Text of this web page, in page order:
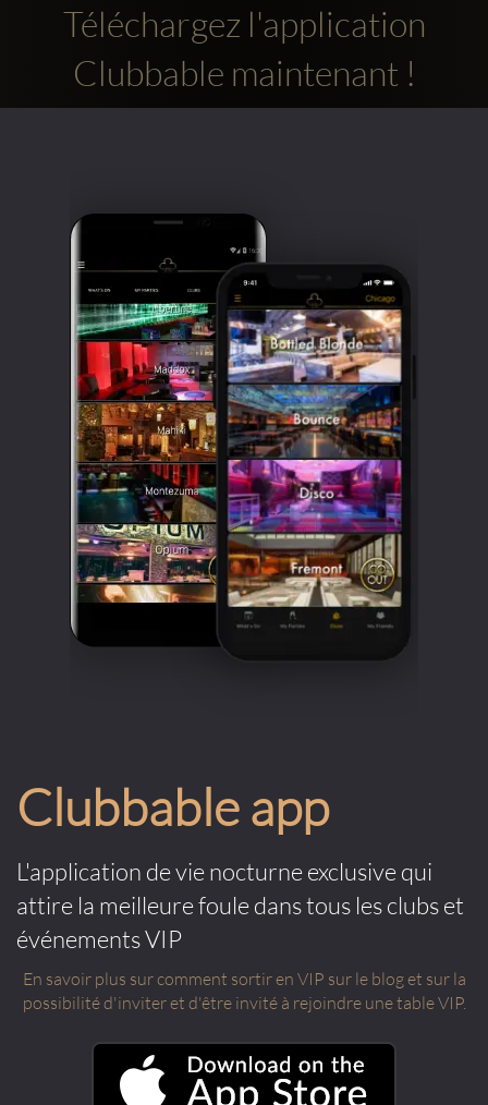
Téléchargez l'application
Clubbable maintenant !
Clubbable app
L'application de vie nocturne exclusive qui
attire la meilleure foule dans tous les clubs et
événements VIP
En savoir plus sur comment sortir en VIP sur le blog et sur la
possibilité d'inviter et d'être invité à rejoindre une table VIP.